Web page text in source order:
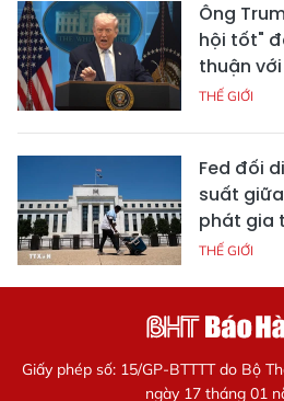
Ông
hội tốt"
thuận
THẾ GIỚI
Fed đối
suất
phát gia
THẾ GIỚI
Giấy phép số: 15/GP-BTTTT do Bộ
ngày 17 tháng 01